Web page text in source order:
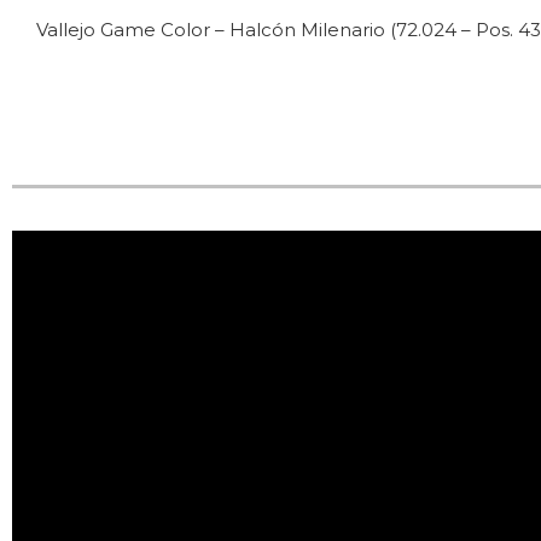
Vallejo Game Color – Halcón Milenario (72.024 – Pos.